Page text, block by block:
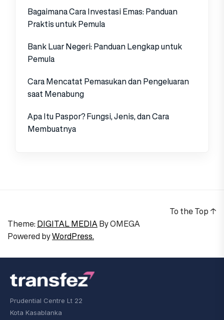
Bagaimana Cara Investasi Emas: Panduan
Praktis untuk Pemula
Bank Luar Negeri: Panduan Lengkap untuk
Pemula
Cara Mencatat Pemasukan dan Pengeluaran
saat Menabung
Apa Itu Paspor? Fungsi, Jenis, dan Cara
Membuatnya
Theme: DIGITAL MEDIAByOMEGA
Powered byWordPress.
To the Top ↑
Prudential Centre Lt 22
Kota Kasablanka